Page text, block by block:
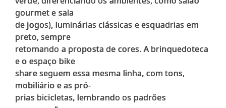
gourmet e sala
de jogos), luminárias clássicas e esquadrias em
preto, sempre
retomando a proposta de cores. A brinquedoteca
e o espaço bike
share seguem essa mesma linha, com tons,
mobiliário e as pró-
prias bicicletas, lembrando os padrões